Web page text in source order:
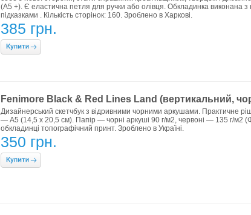
(А5 +). Є еластична петля для ручки або олівця. Обкладинка виконана з
підказками . Кількість сторінок: 160. Зроблено в Харкові.
385 грн.
Fenimore Black & Red Lines Land (вертикальний,
Дизайнерський скетчбук з відривними чорними аркушами. Практичне
— А5 (14,5 х 20,5 см). Папір — чорні аркуші 90 г/м2, червоні — 135 г/м2
обкладинці топографічний принт. Зроблено в Україні.
350 грн.